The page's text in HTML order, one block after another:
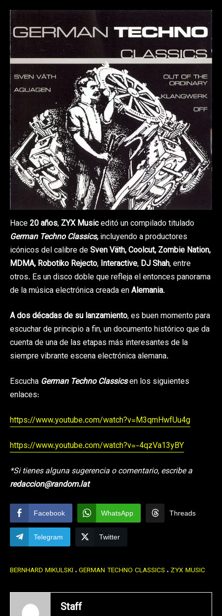
Hace20 años, ZYX Musiceditó un compilado titulado
German Techno Classics,incluyendo a productores
icónicos del calibre deSven Väth, Coolcut, Zombie Nation,
MDMA, Robotiko Rejecto, Interactive, DJ Shah, entre
otros. Es un disco doble que refleja el entonces panorama
de la música electrónica creada enAlemania.
A dos décadas de su lanzamiento, es buen momento para
escuchar de principio a fin, un documento histórico que da
cuenta de una de las etapas más interesantes de la
siempre vibrante escena electrónica alemana.
Escucha German Techno Classicsen los siguientes
enlaces:
https://www.youtube.com/watch?v=M3qmHwfUu4g
https://www.youtube.com/watch?v=-4qzVa13yBY
*Si tienes alguna sugerencia o comentario, escribe a
redaccion@random.lat
Facebook WhatsApp Threads
Telegram Twitter
BERNHARD MIKULSKI GERMAN TECHNO CLASSICS ZYX MUSIC
Staff